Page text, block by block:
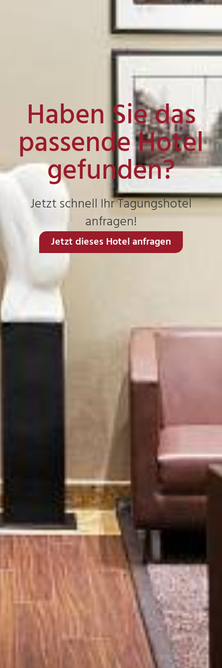
Haben Sie das
passende Hotel
gefunden?
Jetzt schnell Ihr Tagungshotel
anfragen!
Jetzt dieses Hotel anfragen